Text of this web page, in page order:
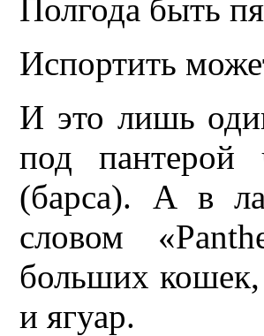
Полгода быть
Испортить
И это лишь
под пантерой
(барса). А в
словом
больших кошек,
и ягуар.